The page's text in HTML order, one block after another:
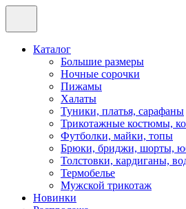
Каталог
Большие размеры
Ночные сорочки
Пижамы
Халаты
Туники, платья, сарафаны
Трикотажные костюмы,
Футболки, майки, топы
Брюки, бриджи, шорты,
Толстовки, кардиганы,
Термобелье
Мужской трикотаж
Новинки